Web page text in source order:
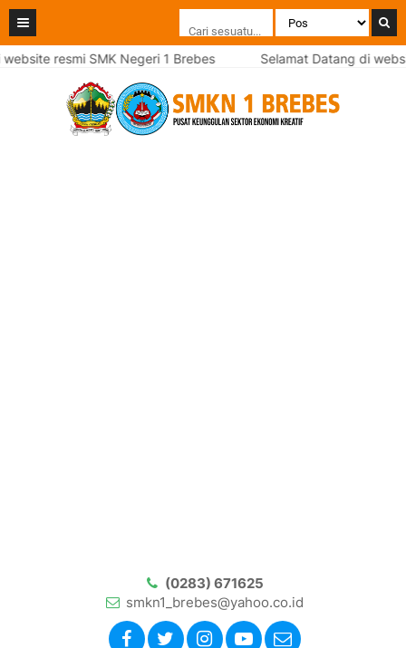
resmi SMK Negeri 1 Brebes Selamat Datang di
(0283) 671625
smkn1_brebes@yahoo.co.id